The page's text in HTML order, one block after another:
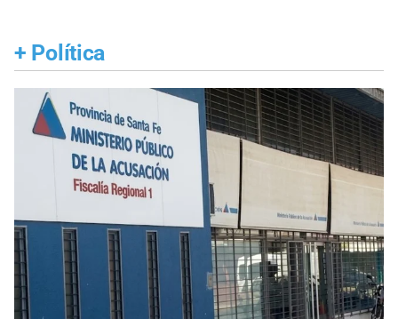
+ Política